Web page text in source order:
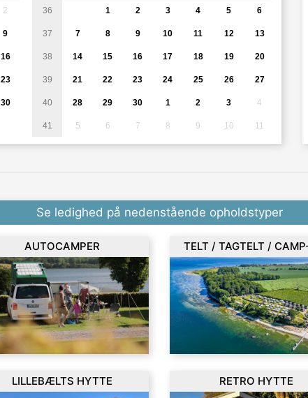
2
9
16
23
30
36 1 2 3 4 5 6
37 7 8 9 10 11 12 13
38 14 15 16 17 18 19 20
39 21 22 23 24 25 26 27
40 28 29 30 1 2 3 4
41 5 6 7 8 9 10 11
Se ledighed på nedenstående opholdstyper
AUTOCAMPER TELT / TAGTELT /
LILLEBÆLTS HYTTE RETRO HYTTE